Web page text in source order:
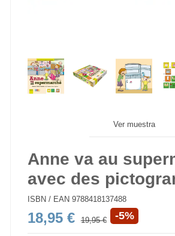
Ver muestra
Anne va au
avec des
ISBN / EAN 9788418137488
18,95 € 19,95 € -5%